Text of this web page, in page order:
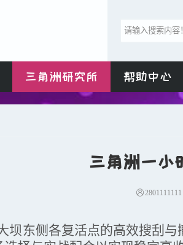
三角洲研究所 帮助中心
三角洲一小
2801111111
坝东侧各复活点的高效搜刮